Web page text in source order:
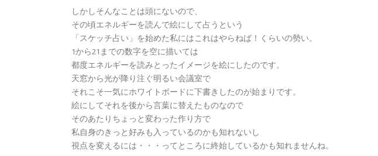
しかしそんなことは頭にないので、
その頃エネルギーを読んで絵にして占うという
「スケッチ占い」を始めた私にはこれはやらねば！くらいの勢い。
1から21までの数字を空に描いては
都度エネルギーを読みとったイメージを絵にしたのです。
天窓から光が降り注ぐ明るい会議室で
それこそ一気にホワイトボードに下書きしたのが始まりです。
絵にしてそれを後から言葉に替えたものなので
そのあたりちょっと変わった作り方で
私自身のきっと好みも入っているのかも知れないし
視点を変えるには・・・ってところに終始しているかも知れませんね。